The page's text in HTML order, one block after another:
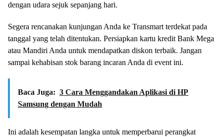
dengan udara sejuk sepanjang hari.
Segera rencanakan kunjungan Anda ke Transmart terdekat pada
tanggal yang telah ditentukan. Persiapkan kartu kredit Bank Mega
atau Mandiri Anda untuk mendapatkan diskon terbaik. Jangan
sampai kehabisan stok barang incaran Anda di event ini.
Baca Juga: 3 Cara Menggandakan Aplikasi di HP
Samsung dengan Mudah
Ini adalah kesempatan langka untuk memperbarui perangkat